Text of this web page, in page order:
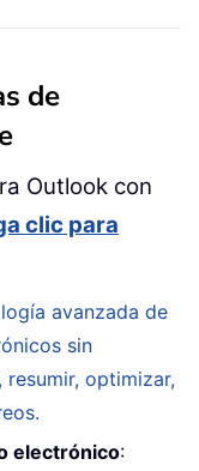
de
Outlook con
clic para
avanzada de
sin
optimizar,
electrónico: